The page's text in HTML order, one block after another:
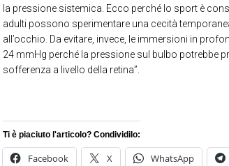
la pressione sistemica. Ecco perché lo sport è
adulti possono sperimentare una cecità
all’occhio. Da evitare, invece, le immersioni in
24 mmHg perché la pressione sul bulbo potrebbe
sofferenza a livello della retina”.
Ti è piaciuto l'articolo? Condividilo:
Facebook X WhatsApp